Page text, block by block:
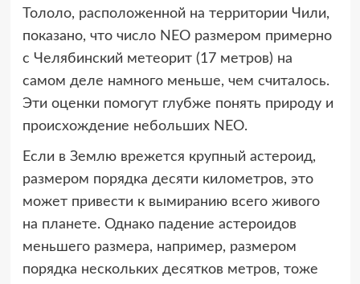
Тололо, расположенной на территории Чили,
показано, что число NEO размером примерно
с Челябинский метеорит (17 метров) на
самом деле намного меньше, чем считалось.
Эти оценки помогут глубже понять природу и
происхождение небольших NEO.
Если в Землю врежется крупный астероид,
размером порядка десяти километров, это
может привести к вымиранию всего живого
на планете. Однако падение астероидов
меньшего размера, например, размером
порядка нескольких десятков метров, тоже